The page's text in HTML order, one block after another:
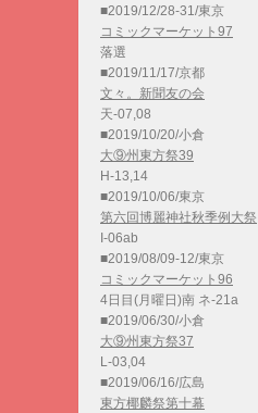
■2019/12/28-31/東京
コミックマーケット97
落選
■2019/11/17/京都
文々。新聞友の会
天-07,08
■2019/10/20/小倉
大⑨州東方祭39
H-13,14
■2019/10/06/東京
第六回博麗神社秋季例大祭
I-06ab
■2019/08/09-12/東京
コミックマーケット96
4日目(月曜日)南 ネ-21a
■2019/06/30/小倉
大⑨州東方祭37
L-03,04
■2019/06/16/広島
東方椰麟祭第十幕